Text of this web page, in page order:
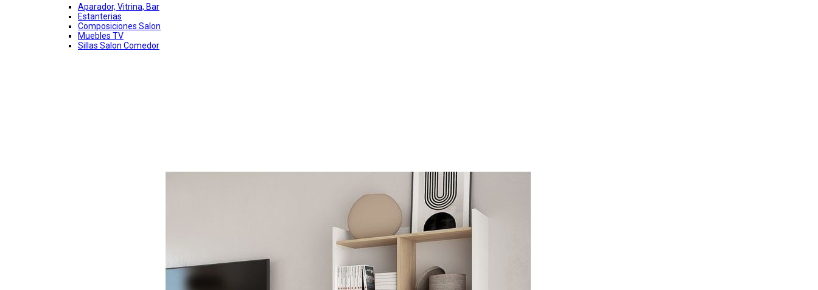
Aparador, Vitrina, Bar
Estanterias
Composiciones Salon
Muebles TV
Sillas Salon Comedor